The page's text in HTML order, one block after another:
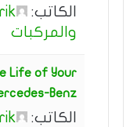
الكاتب:
والمركبات
Life of Your
Benz
الكاتب: